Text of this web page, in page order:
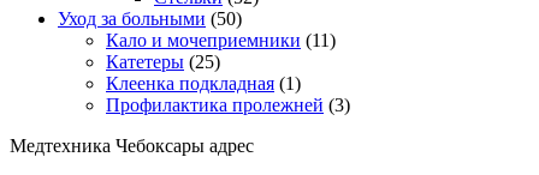
Уход за больными (50)
Кало и мочеприемники (11)
Катетеры (25)
Клеенка подкладная (1)
Профилактика пролежней (3)
Медтехника Чебоксары адрес